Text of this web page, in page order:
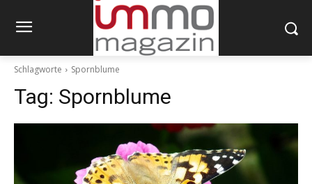
Schlagworte Spornblume
Tag: Spornblume